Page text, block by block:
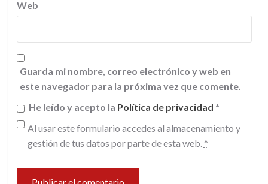
Web
Guarda mi nombre, correo electrónico y web en
este navegador para la próxima vez que comente.
He leído y acepto la Política de privacidad *
Al usar este formulario accedes al almacenamiento y
gestión de tus datos por parte de esta web. *